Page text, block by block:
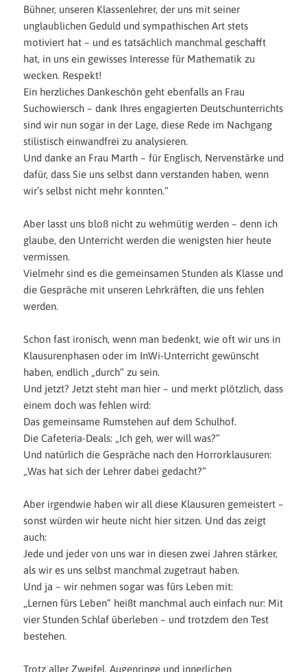
Bühner, unseren Klassenlehrer, der uns mit seiner
unglaublichen Geduld und sympathischen Art stets
motiviert hat – und es tatsächlich manchmal geschafft
hat, in uns ein gewisses Interesse für Mathematik zu
wecken. Respekt!
Ein herzliches Dankeschön geht ebenfalls anFrau
Suchowiersch – dank Ihres engagierten Deutschunterrichts
sind wir nun sogar in der Lage, diese Rede im Nachgang
stilistisch einwandfrei zu analysieren.
Und danke anFrau Marth – für Englisch, Nervenstärke und
dafür, dass Sie uns selbst dann verstanden haben, wenn
wir’s selbst nicht mehr konnten.“
Aber lasst uns bloß nicht zu wehmütig werden – denn ich
glaube, den Unterricht werden die wenigsten hier heute
vermissen.
Vielmehr sindes die gemeinsamen Stunden als Klasse und
die Gespräche mit unseren Lehrkräften, die uns fehlen
werden.
Schon fast ironisch, wenn man bedenkt, wie oft wir uns in
Klausurenphasen oder im InWi-Unterricht gewünscht
haben, endlich „durch“ zu sein.
Und jetzt? Jetzt steht man hier – und merkt plötzlich, dass
einem doch was fehlen wird:
Das gemeinsame Rumstehen auf dem Schulhof.
Die Cafeteria-Deals: „Ich geh, wer will was?“
Und natürlich die Gespräche nach den Horrorklausuren:
„Was hat sich der Lehrer dabei gedacht?“
Aber irgendwie haben wir all diese Klausuren gemeistert –
sonst würden wir heute nicht hier sitzen. Und das zeigt
auch:
Jede und jeder von uns war in diesen zwei Jahren stärker,
als wir es uns selbst manchmal zugetraut haben.
Und ja – wir nehmen sogar was fürs Leben mit:
„Lernen fürs Leben“ heißtmanchmal auch einfach nur: Mit
vier Stunden Schlaf überleben – und trotzdem den Test
bestehen.
Trotz aller Zweifel, Augenringe und innerlichen